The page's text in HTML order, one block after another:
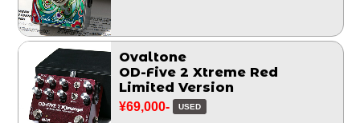
Ovaltone
OD-Five 2 Xtreme Red
Limited Version
¥69,000- USED